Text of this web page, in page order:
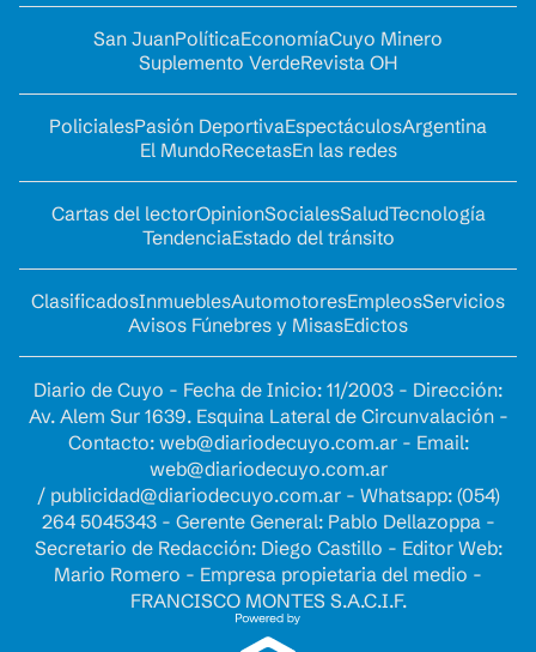
San JuanPolíticaEconomíaCuyo Minero
Suplemento VerdeRevista OH
PolicialesPasión DeportivaEspectáculosArgentina
El MundoRecetasEn las redes
Cartas del lectorOpinionSocialesSaludTecnología
TendenciaEstado del tránsito
ClasificadosInmueblesAutomotoresEmpleosServicios
Avisos Fúnebres y MisasEdictos
Diario de Cuyo - Fecha de Inicio: 11/2003 - Dirección:
Av. Alem Sur 1639. Esquina Lateral de Circunvalación -
Contacto: web@diariodecuyo.com.ar- Email:
web@diariodecuyo.com.ar
/ publicidad@diariodecuyo.com.ar- Whatsapp: (054)
264 5045343 - Gerente General: Pablo Dellazoppa -
Secretario de Redacción: Diego Castillo - Editor Web:
Mario Romero - Empresa propietaria del medio -
FRANCISCO MONTES S.A.C.I.F.